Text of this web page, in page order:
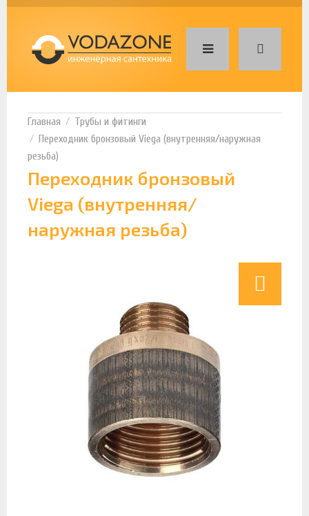
Трубы и фитинги
Переходник бронзовый Viega (внутренняя/наружная
резьба)
Переходник бронзовый
Viega (внутренняя/
наружная резьба)